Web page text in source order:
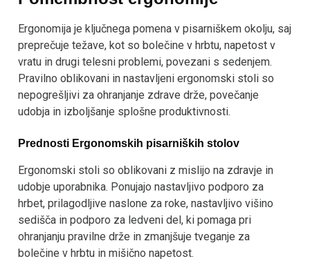
Ergonomija je ključnega pomena v pisarniškem okolju, saj
preprečuje težave, kot so bolečine v hrbtu, napetost v
vratu in drugi telesni problemi, povezani s sedenjem.
Pravilno oblikovani in nastavljeni ergonomski stoli so
nepogrešljivi za ohranjanje zdrave drže, povečanje
udobja in izboljšanje splošne produktivnosti.
Prednosti Ergonomskih pisarniških stolov
Ergonomski stoli so oblikovani z mislijo na zdravje in
udobje uporabnika. Ponujajo nastavljivo podporo za
hrbet, prilagodljive naslone za roke, nastavljivo višino
sedišča in podporo za ledveni del, ki pomaga pri
ohranjanju pravilne drže in zmanjšuje tveganje za
bolečine v hrbtu in mišično napetost.